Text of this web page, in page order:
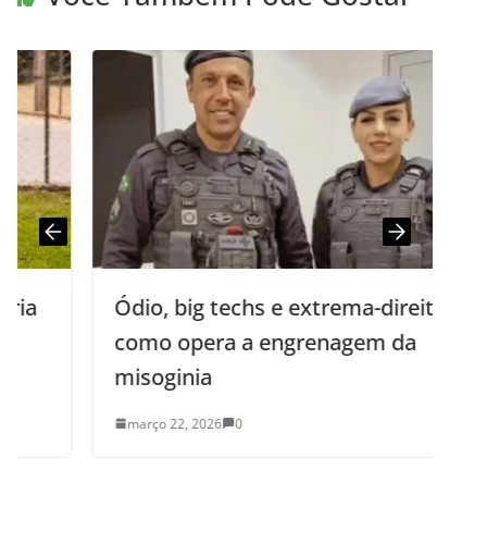
Ódio, big techs e extrema-direita:
como opera a engrenagem da
misoginia
março 22, 2026 0